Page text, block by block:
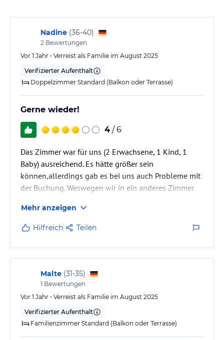
Nadine (36-40)
2 Bewertungen
Vor 1 Jahr • Verreist als Familie im August 2025
Verifizierter Aufenthalt
Doppelzimmer Standard (Balkon oder Terrasse)
Gerne wieder!
4 / 6
Das Zimmer war für uns (2 Erwachsene, 1 Kind, 1
Baby) ausreichend. Es hätte größer sein
können,allerdings gab es bei uns auch Probleme mit
der Buchung. Weswegen wir in ein anderes Zimmer
Für eine Woche war es okay.
Mehr anzeigen
Hilfreich Teilen
Malte (31-35)
1 Bewertungen
Vor 1 Jahr • Verreist als Familie im August 2025
Verifizierter Aufenthalt
Familienzimmer Standard (Balkon oder Terrasse)